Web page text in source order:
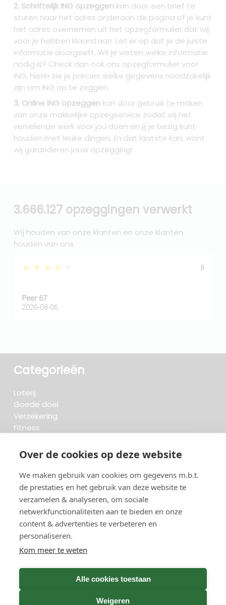
Over de cookies op deze website
We maken gebruik van cookies om gegevens m.b.t.
de prestaties en het gebruik van deze website te
verzamelen & analyseren, om sociale
netwerkfunctionaliteiten aan te bieden en onze
content & advertenties te verbeteren en
personaliseren.
Kom meer te weten
Alle cookies toestaan
Weigeren
2. Schriftelijk ING opzeggen kan door een brief te
sturen naar het adres onderaan de pagina of je kunt
het adres overnemen uit het opzegformulier dat wij
voor je hebben klaarstaan. Let er op dat je de juiste
informatie doorgeeft. Wil je weten welke informatie
nodig is? Check dan ook ons opzegformulier voor
ING, hierin zie je precies welke gegevens noodzakelijk
zijn om ING op te zeggen.
3. Online ING opzeggen kan door gebruik te maken
van onze makkelijke opzegservice zodat wij het
vervelende werk voor jou doen en jij je bezig kunt
houden met leuke dingen. En dat laatste kan, want
wij garanderen jouw opzegging!
3.666.127 opzeggingen verwerkt
Wij houden van onze klanten en onze klanten
houden van ons
★★★★★ 8
Peer 67
2026-08-06
Categorieën
Loterij
Goede doel
Verzekering
Fitness
Opzeggen.be
FAQ
Beoordelingen
Blog
Meteen opzeggen
736 opzeggingen afgelopen 30 dagen - 3.666.127